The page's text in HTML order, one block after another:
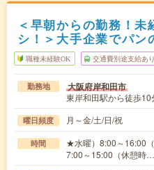
＜早朝からの勤務！
シ！＞大手企業でパン
職種未経験OK 交通費別途支給あり
勤務地 大阪府岸和田市
東岸和田駅から徒歩
曜日頻度 月～金/土/日/祝
時間
★水曜）8:00～16:00
7:00～15:00（休憩時…